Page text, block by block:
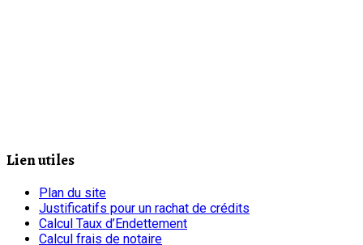
Lien utiles
Plan du site
Justificatifs pour un rachat de crédits
Calcul Taux d’Endettement
Calcul frais de notaire